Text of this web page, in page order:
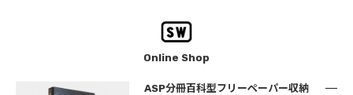
Online Shop
ASP分冊百科型フリーペーパー収納